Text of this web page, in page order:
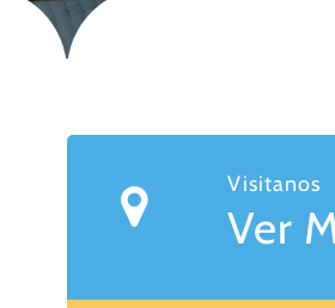
Visitanos
Ver